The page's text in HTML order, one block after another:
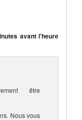
avant l’heure
être
Nous vous